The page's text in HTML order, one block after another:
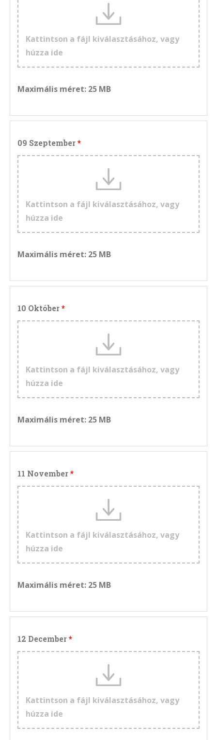
Kattintson a fájl kiválasztásához, vagy
húzza ide
Maximális méret: 25 MB
09 Szeptember
Kattintson a fájl kiválasztásához, vagy
húzza ide
Maximális méret: 25 MB
10 Október
Kattintson a fájl kiválasztásához, vagy
húzza ide
Maximális méret: 25 MB
11 November
Kattintson a fájl kiválasztásához, vagy
húzza ide
Maximális méret: 25 MB
12 December
Kattintson a fájl kiválasztásához, vagy
húzza ide